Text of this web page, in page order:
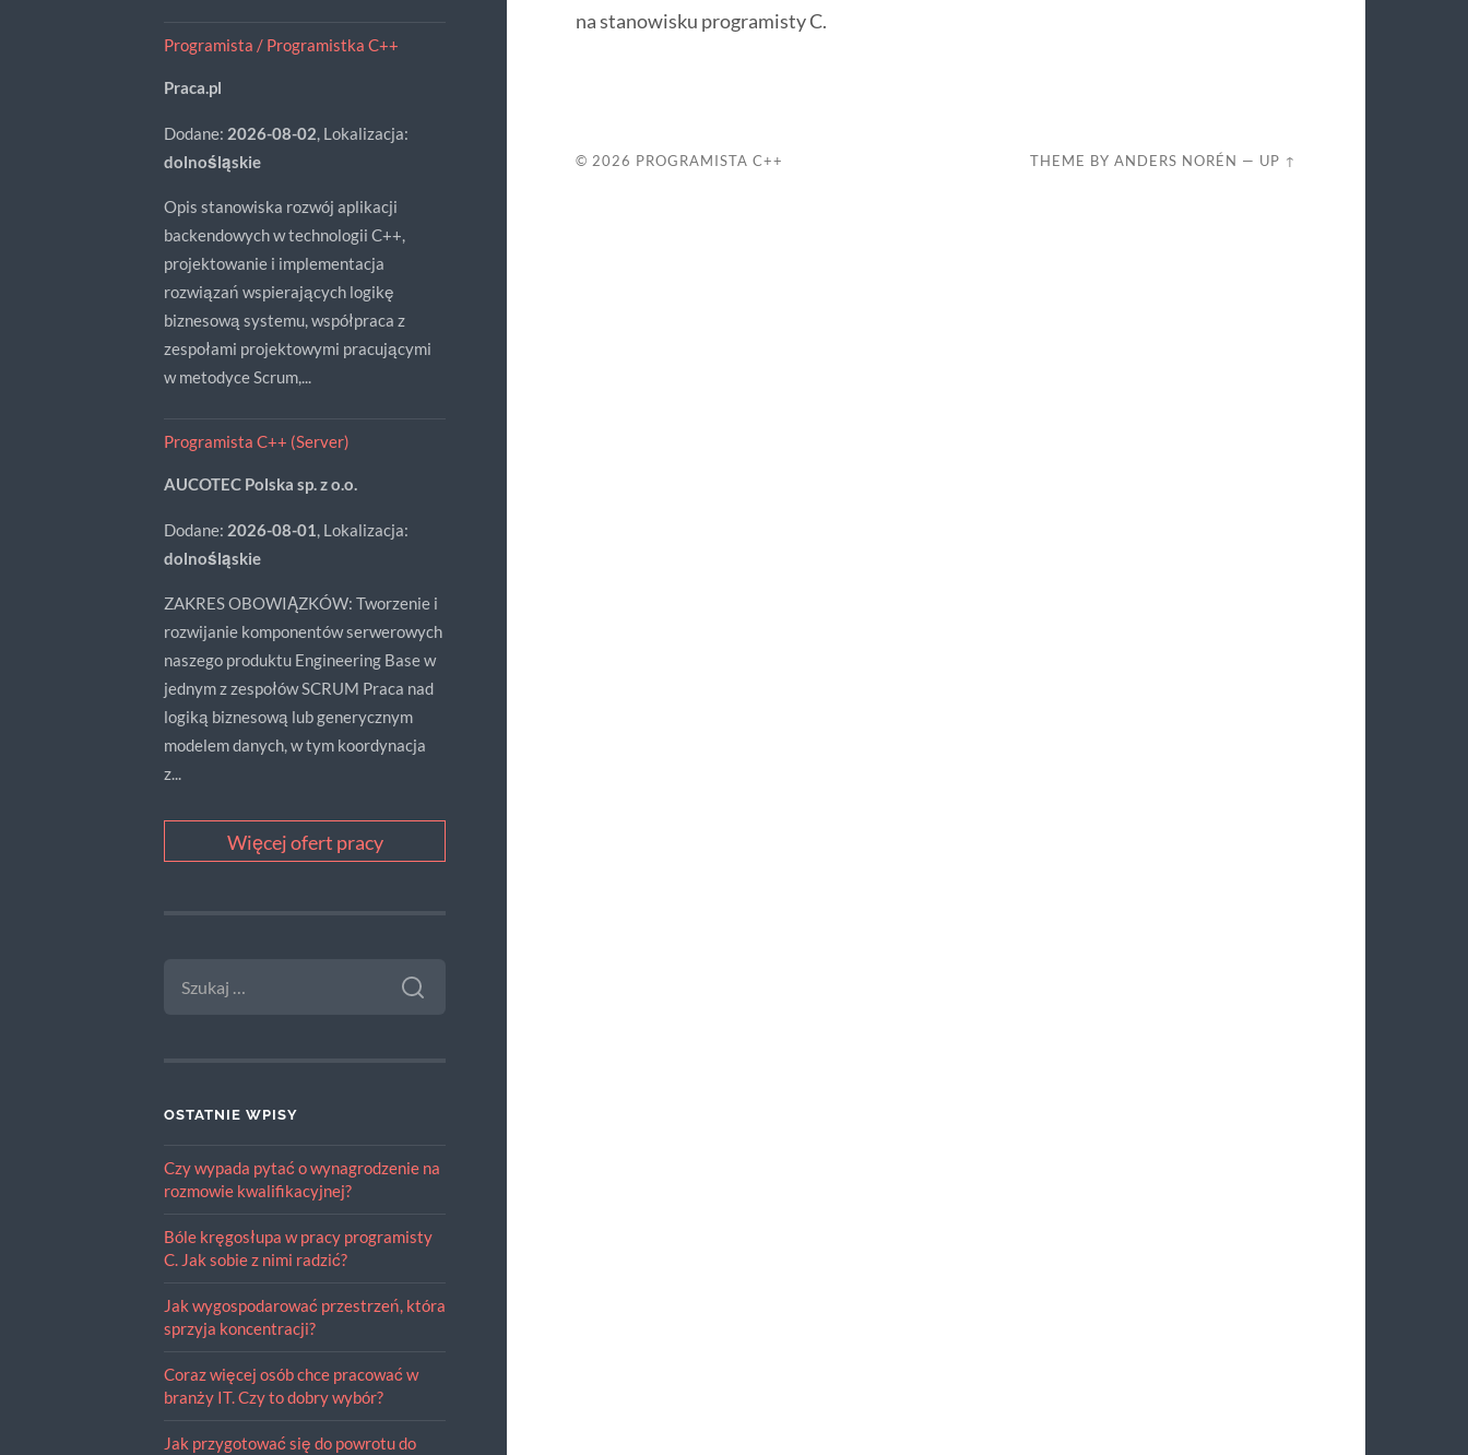
Programista / Programistka C++
Praca.pl
Dodane: 2026-08-02 , Lokalizacja:
dolnośląskie
Opis stanowiska rozwój aplikacji
backendowych w technologii C++,
projektowanie i implementacja
rozwiązań wspierających logikę
biznesową systemu, współpraca z
zespołami projektowymi pracującymi
w metodyce Scrum,...
Programista C++ (Server)
AUCOTEC Polska sp. z o.o.
Dodane: 2026-08-01, Lokalizacja:
dolnośląskie
ZAKRES OBOWIĄZKÓW: Tworzenie i
rozwijanie komponentów serwerowych
naszego produktu Engineering Base w
jednym z zespołów SCRUM Praca nad
logiką biznesową lub generycznym
modelem danych, w tym koordynacja
z...
Więcej ofert pracy
OSTATNIE WPISY
Czy wypada pytać o wynagrodzenie na
rozmowie kwalifikacyjnej?
Bóle kręgosłupa w pracy programisty
C. Jak sobie z nimi radzić?
Jak wygospodarować przestrzeń, która
sprzyja koncentracji?
Coraz więcej osób chce pracować w
branży IT. Czy to dobry wybór?
Jak przygotować się do powrotu do
na stanowisku programisty C.
© 2026 PROGRAMISTA C++ THEME BYANDERS NORÉN — UP ↑